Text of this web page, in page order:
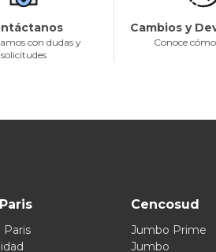
con dudas y
solicitudes
Cambios y
Conoce
Paris
Cencosud
Jumbo Prime
Jumbo